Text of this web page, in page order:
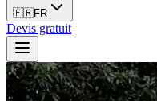
🇫🇷FR
Devis gratuit